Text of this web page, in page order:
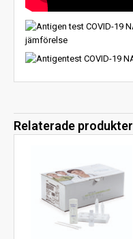
Relaterade produkter